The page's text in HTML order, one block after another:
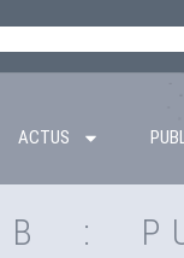
ACTUS
: